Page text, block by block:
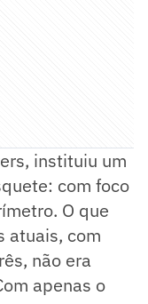
instituiu um
com foco
O que
atuais, com
não era
apenas o